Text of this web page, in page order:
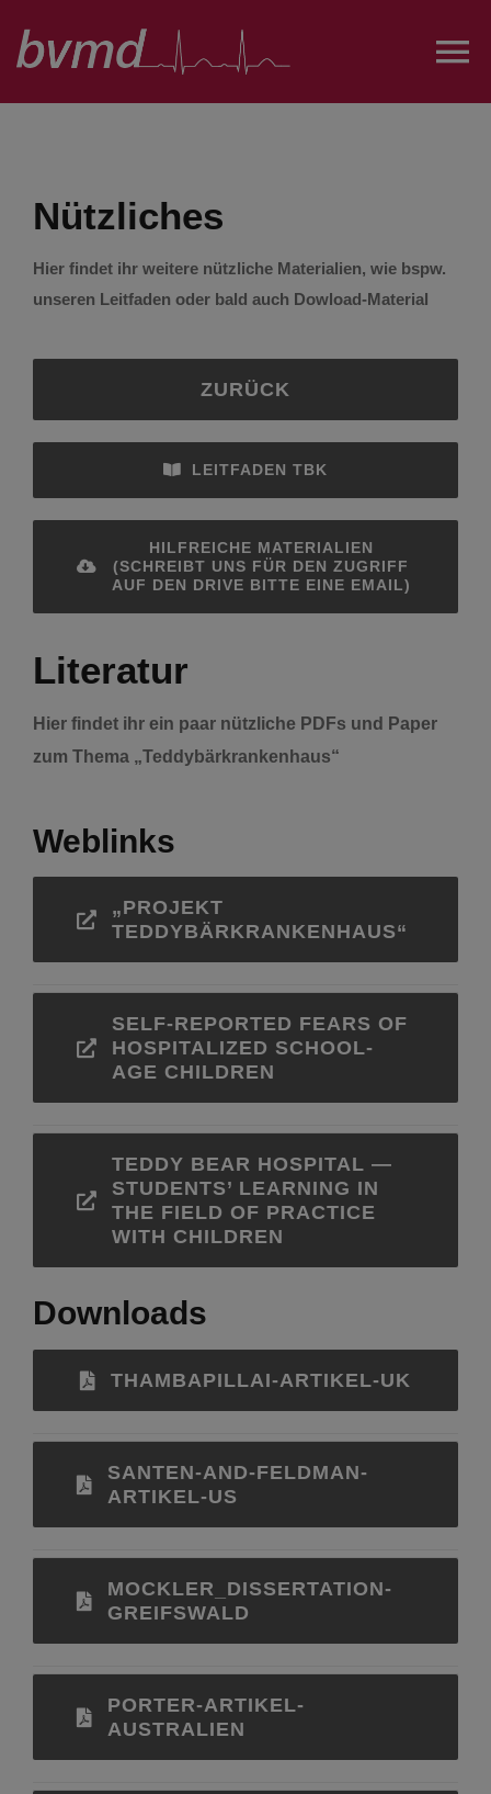
Inhalt
Projekte und AGs
Öffentlichkeitsarbeit
Kontakt
Nützliches
Hier findet ihr weitere nützliche Materialien, wie bspw.
unseren Leitfaden oder bald auch Dowload-Material
ZURÜCK
LEITFADEN TBK
HILFREICHE MATERIALIEN
(SCHREIBT UNS FÜR DEN ZUGRIFF
AUF DEN DRIVE BITTE EINE EMAIL)
Literatur
Hier findet ihr ein paar nützliche PDFs und Paper
zum Thema „Teddybärkrankenhaus“
Weblinks
„PROJEKT
TEDDYBÄRKRANKENHAUS“
SELF-REPORTED FEARS OF
HOSPITALIZED SCHOOL-
AGE CHILDREN
TEDDY BEAR HOSPITAL —
STUDENTS’ LEARNING IN
THE FIELD OF PRACTICE
WITH CHILDREN
Downloads
THAMBAPILLAI-ARTIKEL-UK
SANTEN-AND-FELDMAN-
ARTIKEL-US
MOCKLER_DISSERTATION-
GREIFSWALD
PORTER-ARTIKEL-
AUSTRALIEN